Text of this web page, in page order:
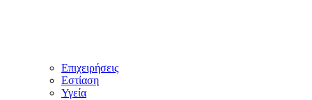
Επιχειρήσεις
Εστίαση
Υγεία